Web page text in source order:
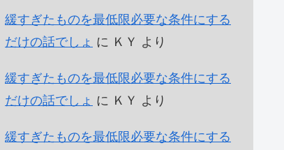
緩すぎたものを最低限必要な条件にする
だけの話でしょ に ＫＹ より
緩すぎたものを最低限必要な条件にする
だけの話でしょ に ＫＹ より
緩すぎたものを最低限必要な条件にする